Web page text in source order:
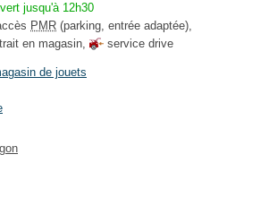
jusqu'à 12h30
PMR (parking, entrée adaptée),
en magasin, service drive
de jouets